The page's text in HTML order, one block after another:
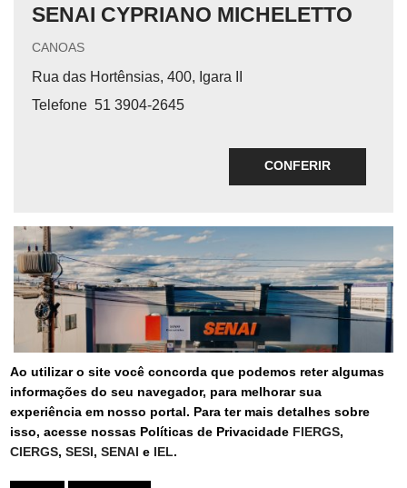
Ao utilizar o site você concorda que podemos reter algumas
informações do seu navegador, para melhorar sua
experiência em nosso portal. Para ter mais detalhes sobre
isso, acesse nossas Políticas de Privacidade FIERGS,
CIERGS,SESI,SENAIe IEL.
SENAI CYPRIANO MICHELETTO
CANOAS
Rua das Hortênsias, 400, Igara II
Telefone 51 3904-2645
CONFERIR
SENAI CARAZINHO
CARAZINHO